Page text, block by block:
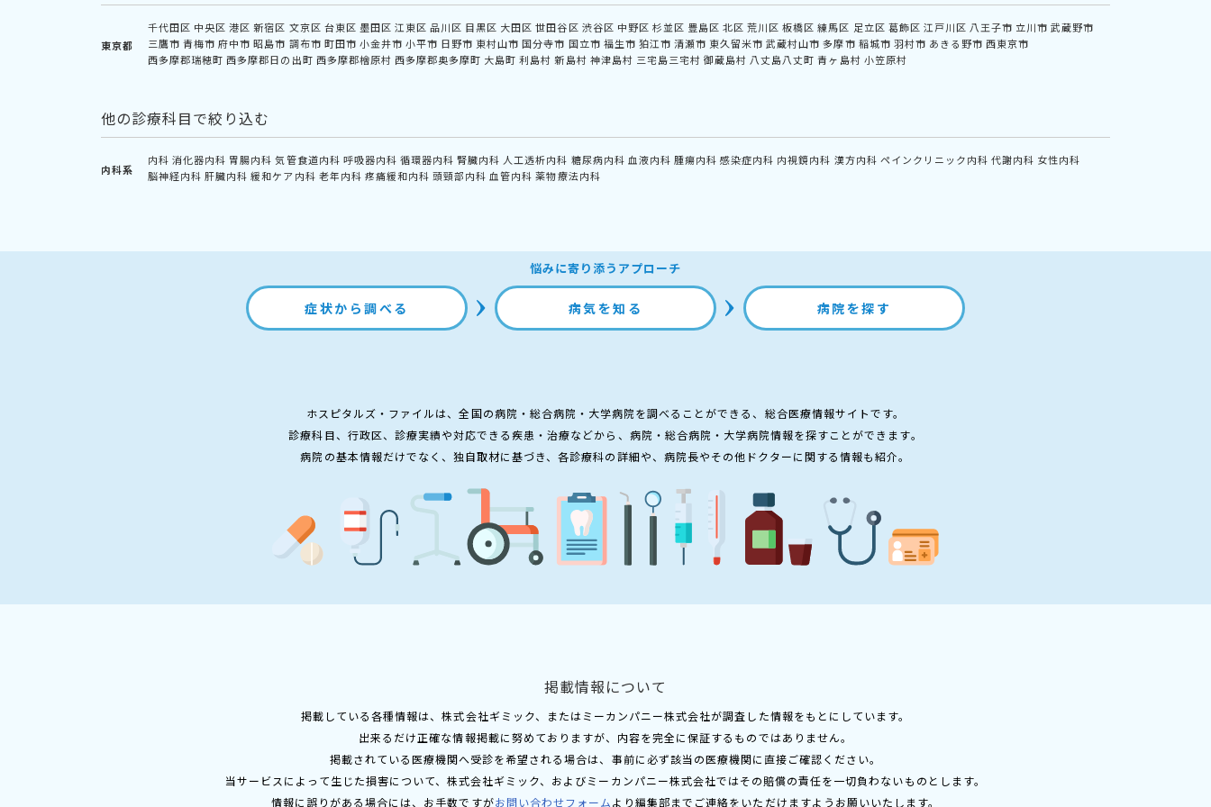
東京都
千代田区 中央区 港区 新宿区 文京区 台東区 墨田区 江東区 品川区 目黒区 大田区 世田谷区 渋谷区 中野区 杉並区 豊島区 北区 荒川区 板橋区 練馬区 足立区 葛飾区 江戸川区 八王子市 立川市 武蔵野市
三鷹市 青梅市 府中市 昭島市 調布市 町田市 小金井市 小平市 日野市 東村山市 国分寺市 国立市 福生市 狛江市 清瀬市 東久留米市 武蔵村山市 多摩市 稲城市 羽村市 あきる野市 西東京市
西多摩郡瑞穂町 西多摩郡日の出町 西多摩郡檜原村 西多摩郡奥多摩町 大島町 利島村 新島村 神津島村 三宅島三宅村 御蔵島村 八丈島八丈町 青ヶ島村 小笠原村
他の診療科目で絞り込む
内科系
内科 消化器内科 胃腸内科 気管食道内科 呼吸器内科 循環器内科 腎臓内科 人工透析内科 糖尿病内科 血液内科 腫瘍内科 感染症内科 内視鏡内科 漢方内科 ペインクリニック内科 代謝内科 女性内科
脳神経内科 肝臓内科 緩和ケア内科 老年内科 疼痛緩和内科 頭頸部内科 血管内科 薬物療法内科
悩みに寄り添うアプローチ
症状から調べる 病気を知る 病院を探す
ホスピタルズ・ファイルは、全国の病院・総合病院・大学病院を調べることができる、総合医療情報サイトです。
診療科目、行政区、診療実績や対応できる疾患・治療などから、病院・総合病院・大学病院情報を探すことができます。
病院の基本情報だけでなく、独自取材に基づき、各診療科の詳細や、病院長やその他ドクターに関する情報も紹介。
掲載情報について
掲載している各種情報は、株式会社ギミック、またはミーカンパニー株式会社が調査した情報をもとにしています。
出来るだけ正確な情報掲載に努めておりますが、内容を完全に保証するものではありません。
掲載されている医療機関へ受診を希望される場合は、事前に必ず該当の医療機関に直接ご確認ください。
当サービスによって生じた損害について、株式会社ギミック、およびミーカンパニー株式会社ではその賠償の責任を一切負わないものとします。
情報に誤りがある場合には、お手数ですがお問い合わせフォームより編集部までご連絡をいただけますようお願いいたします。